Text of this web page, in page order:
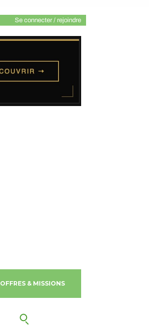
Se connecter / rejoindre
OFFRES & MISSIONS